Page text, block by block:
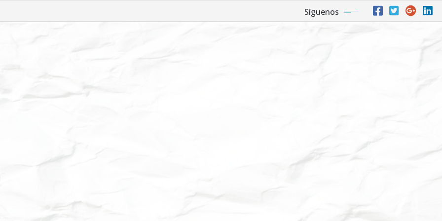
Síguenos